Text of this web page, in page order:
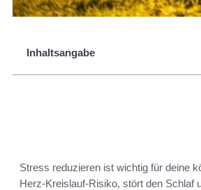
Inhaltsangabe
Stress reduzieren ist wichtig für deine
Herz-Kreislauf-Risiko, stört den Schlaf